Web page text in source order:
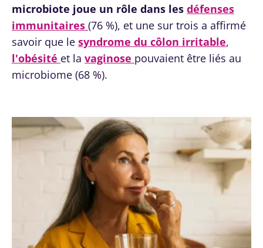
microbiote joue un rôle dans les défenses
immunitaires (76 %), et une sur trois a affirmé
savoir que le syndrome du côlon irritable,
l'obésité et la vaginose pouvaient être liés au
microbiome (68 %).